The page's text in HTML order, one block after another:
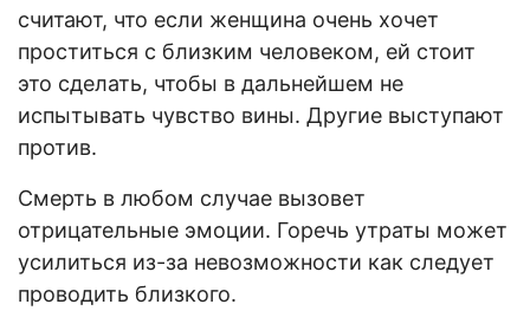
считают, что если женщина очень хочет
проститься с близким человеком, ей стоит
это сделать, чтобы в дальнейшем не
испытывать чувство вины. Другие выступают
против.
Смерть в любом случае вызовет
отрицательные эмоции. Горечь утраты может
усилиться из-за невозможности как следует
проводить близкого.